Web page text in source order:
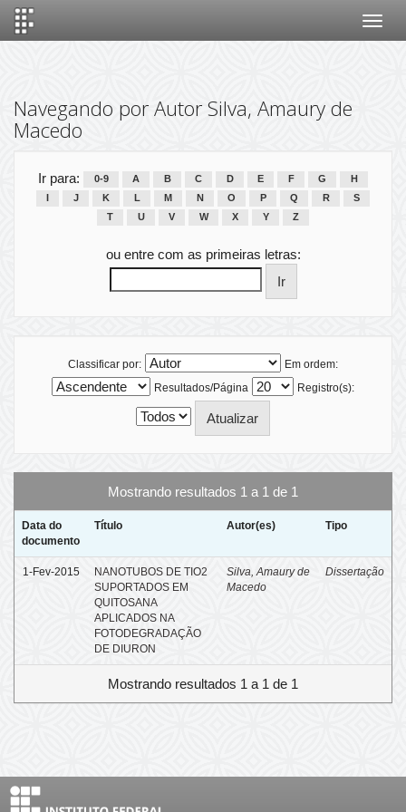
Navegando por Autor Silva, Amaury de
Macedo
Ir para: 0-9 A B C D E F G
H
J K L M N O P Q R
S
T
U V W X Y Z
ou entre com as primeiras letras:
Classificar por:
Em ordem:
Resultados/Página
Registro(s):
Mostrando resultados 1 a 1 de 1
Data do
documento
Título Autor(es) Tipo
1-Fev-2015
NANOTUBOS DE TIO2
SUPORTADOS EM
QUITOSANA
APLICADOS NA
FOTODEGRADAÇÃO
DE DIURON
Silva, Amaury de
Macedo
Dissertação
Mostrando resultados 1 a 1 de 1